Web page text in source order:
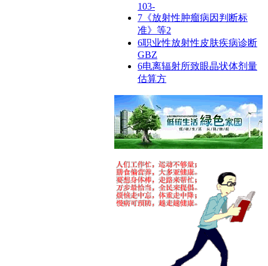
103-
7 《放射性肿瘤病因判断标
准》等2
6职业性放射性皮肤疾病诊断
GBZ
6电离辐射所致眼晶状体剂量
估算方